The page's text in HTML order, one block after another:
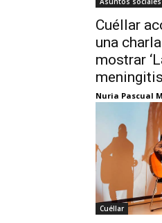
Cuéllar
una
mostrar
Nuria Pascual
Cuéllar